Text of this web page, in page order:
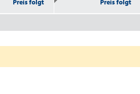
Preis folgt Preis folgt